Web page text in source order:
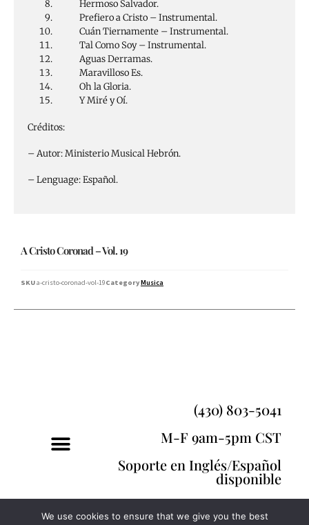
Hermoso Salvador.
Prefiero a Cristo – Instrumental.
Cuán Tiernamente – Instrumental.
Tal Como Soy – Instrumental.
Aguas Derramas.
Maravilloso Es.
Oh la Gloria.
Y Miré y Oí.
Créditos:
– Autor: Ministerio Musical Hebrón.
– Lenguage: Español.
A Cristo Coronad – Vol. 19
SKUa-cristo-coronad-vol-19CategoryMusica
(430) 803-5041
M-F 9am-5pm CST
Soporte en Inglés/Español
disponible
We use cookies to ensure that we give you the best